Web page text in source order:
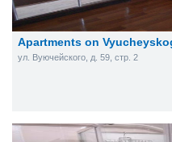
Apartments on
ул. Вуючейского, д. 59, стр. 2